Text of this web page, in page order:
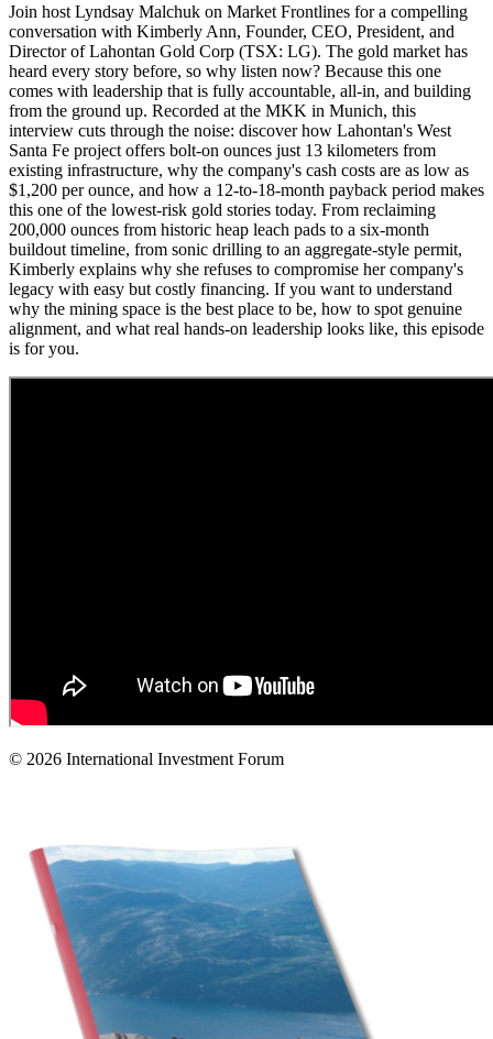
Join host Lyndsay Malchuk on Market Frontlines for a compelling
conversation with Kimberly Ann, Founder, CEO, President, and
Director of Lahontan Gold Corp (TSX: LG). The gold market has
heard every story before, so why listen now? Because this one
comes with leadership that is fully accountable, all-in, and building
from the ground up. Recorded at the MKK in Munich, this
interview cuts through the noise: discover how Lahontan's West
Santa Fe project offers bolt-on ounces just 13 kilometers from
existing infrastructure, why the company's cash costs are as low as
$1,200 per ounce, and how a 12-to-18-month payback period makes
this one of the lowest-risk gold stories today. From reclaiming
200,000 ounces from historic heap leach pads to a six-month
buildout timeline, from sonic drilling to an aggregate-style permit,
Kimberly explains why she refuses to compromise her company's
legacy with easy but costly financing. If you want to understand
why the mining space is the best place to be, how to spot genuine
alignment, and what real hands-on leadership looks like, this episode
is for you.
© 2026 International Investment Forum